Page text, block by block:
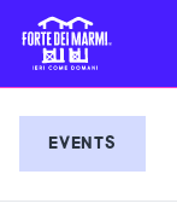
EVENTS
EVENTS